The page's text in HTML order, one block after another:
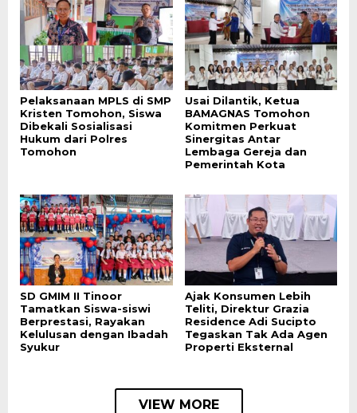
Pelaksanaan MPLS di SMP
Kristen Tomohon, Siswa
Dibekali Sosialisasi
Hukum dari Polres
Tomohon
Usai Dilantik, Ketua
BAMAGNAS Tomohon
Komitmen Perkuat
Sinergitas Antar
Lembaga Gereja dan
Pemerintah Kota
SD GMIM II Tinoor
Tamatkan Siswa-siswi
Berprestasi, Rayakan
Kelulusan dengan Ibadah
Syukur
Ajak Konsumen Lebih
Teliti, Direktur Grazia
Residence Adi Sucipto
Tegaskan Tak Ada Agen
Properti Eksternal
VIEW MORE